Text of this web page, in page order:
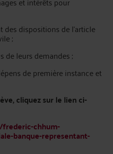
dispositions de l’article
;
de leurs demandes ;
de première instance et
cliquez sur le lien ci-
chhum-
banque-representant-